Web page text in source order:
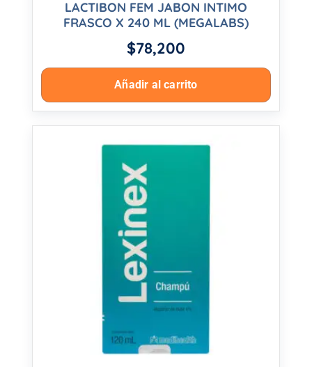
LACTIBON FEM JABON INTIMO
FRASCO X 240 ML (MEGALABS)
$78,200
Añadir al carrito